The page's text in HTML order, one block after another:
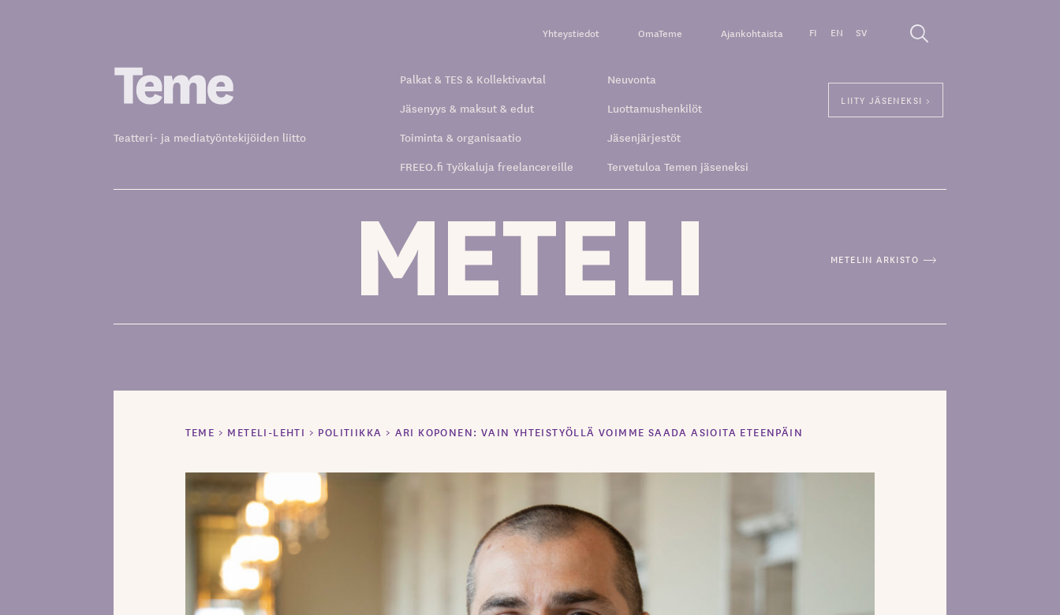
Yhteystiedot OmaTeme Ajankohtaista FI EN SV
Teatteri- ja mediatyöntekijöiden liitto
Palkat & TES & Kollektivavtal
Neuvonta
Jäsenyys & maksut & edut
Luottamushenkilöt
Toiminta & organisaatio
Jäsenjärjestöt
FREEO.fi Työkaluja freelancereille
Tervetuloa Temen jäseneksi
LIITY JÄSENEKSI >
METELIN ARKISTO
TEME > METELI-LEHTI > POLITIIKKA > ARI KOPONEN: VAIN YHTEISTYÖLLÄ VOIMME SAADA ASIOITA ETEENPÄIN